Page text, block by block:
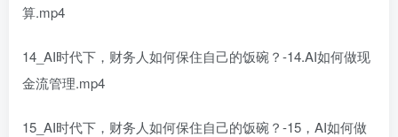
算.mp4
14_AI时代下，财务人如何保住自己的饭碗？-14.AI如何做现
金流管理.mp4
15_AI时代下，财务人如何保住自己的饭碗？-15，AI如何做